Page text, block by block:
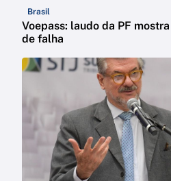
Brasil
Voepass: laudo da PF
de falha